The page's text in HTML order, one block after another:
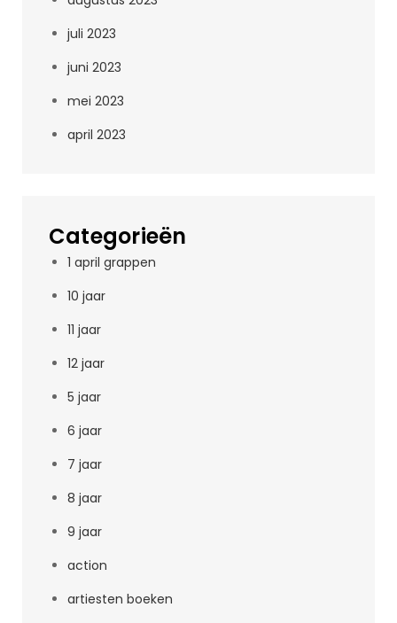
juli 2023
juni 2023
mei 2023
april 2023
Categorieën
1 april grappen
10 jaar
11 jaar
12 jaar
5 jaar
6 jaar
7 jaar
8 jaar
9 jaar
action
artiesten boeken